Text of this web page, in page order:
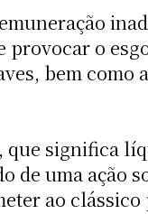
o
bem como
significa
de uma ação
ao